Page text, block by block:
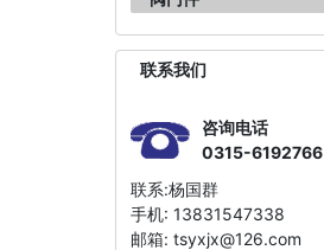
联系我们
咨询电话
0315-6192766
联系:杨国群
手机: 13831547338
邮箱: tsyxjx@126.com